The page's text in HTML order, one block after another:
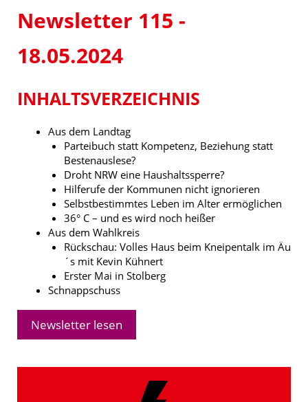
Newsletter 115 -
18.05.2024
INHALTSVERZEICHNIS
Aus dem Landtag
Parteibuch statt Kompetenz, Beziehung statt
Bestenauslese?
Droht NRW eine Haushaltssperre?
Hilferufe der Kommunen nicht ignorieren
Selbstbestimmtes Leben im Alter ermöglichen
36° C – und es wird noch heißer
Aus dem Wahlkreis
Rückschau: Volles Haus beim Kneipentalk im Äu
´s mit Kevin Kühnert
Erster Mai in Stolberg
Schnappschuss
Newsletter lesen